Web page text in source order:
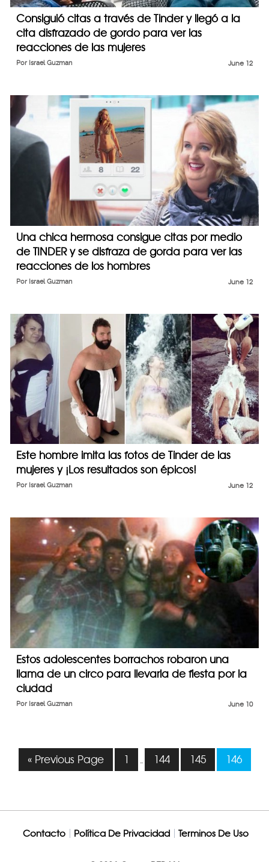
Consiguió citas a través de Tinder y llegó a la
cita disfrazado de gordo para ver las
reacciones de las mujeres
June 12
Por Israel Guzman
Una chica hermosa consigue citas por medio
de TINDER y se disfraza de gorda para ver las
reacciones de los hombres
June 12
Por Israel Guzman
Este hombre imita las fotos de Tinder de las
mujeres y ¡Los resultados son épicos!
June 12
Por Israel Guzman
Estos adolescentes borrachos robaron una
llama de un circo para llevarla de fiesta por la
ciudad
June 10
Por Israel Guzman
« Previous Page 1 … 144 145 146
Contacto Política De Privacidad Terminos De Uso